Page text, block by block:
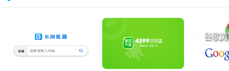
1、现在该是争取双手速度的时候了。让我们看看谁能拿到最
多的红包；